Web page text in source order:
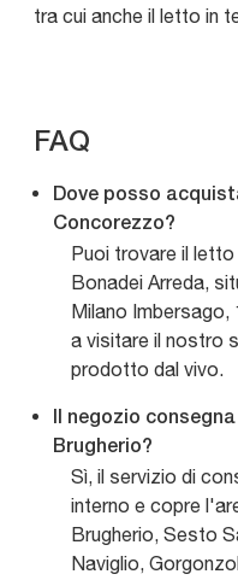
tra cui anche il letto in
FAQ
Dove posso
Concorezzo?
Puoi trovare il
Bonadei Arreda,
Milano Imbersago,
a visitare il nostro
prodotto dal vivo.
Il negozio
Brugherio?
Sì, il servizio di
interno e copre
Brugherio, Sesto
Naviglio,